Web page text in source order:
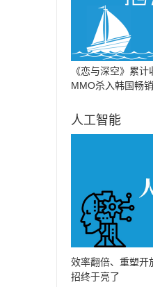
《恋与深空》累
MMO杀入韩国畅
人工智能
效率翻倍、重塑开
招终于亮了